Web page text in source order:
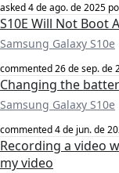
asked4 de ago. de 2025
S10E Will Not Boot
Samsung Galaxy S10e
commented26 de sep. de
Changing the
Samsung Galaxy S10e
commented4 de jun. de
Recording a video
my video